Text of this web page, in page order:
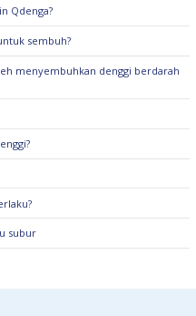
Qdenga?
sembuh?
menyembuhkan denggi berdarah
subur